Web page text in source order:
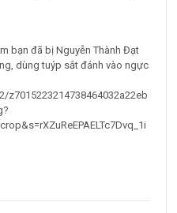
bạn đã bị Nguyễn Thành Đạt
dùng tuýp sắt đánh vào ngực
z7015223214738464032a22eb